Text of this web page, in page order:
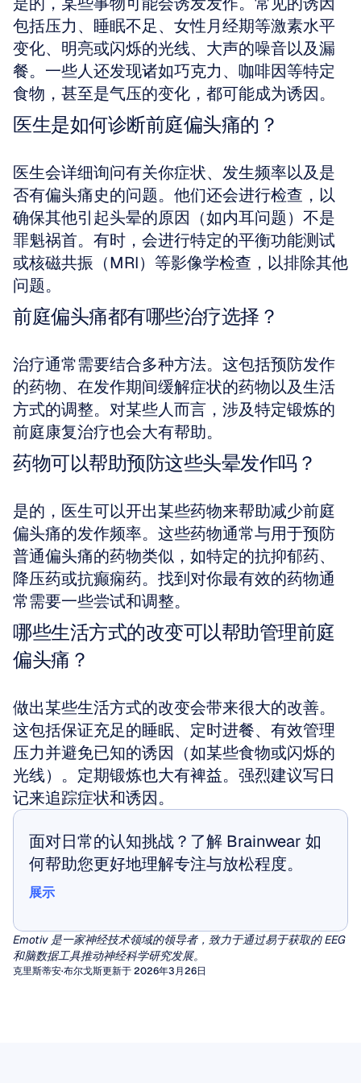
包括压力、睡眠不足、女性月经期等激素水平
变化、明亮或闪烁的光线、大声的噪音以及漏
餐。一些人还发现诸如巧克力、咖啡因等特定
食物，甚至是气压的变化，都可能成为诱因。
医生是如何诊断前庭偏头痛的？
医生会详细询问有关你症状、发生频率以及是
否有偏头痛史的问题。他们还会进行检查，以
确保其他引起头晕的原因（如内耳问题）不是
罪魁祸首。有时，会进行特定的平衡功能测试
或核磁共振（MRI）等影像学检查，以排除其他
问题。
前庭偏头痛都有哪些治疗选择？
治疗通常需要结合多种方法。这包括预防发作
的药物、在发作期间缓解症状的药物以及生活
方式的调整。对某些人而言，涉及特定锻炼的
前庭康复治疗也会大有帮助。
药物可以帮助预防这些头晕发作吗？
是的，医生可以开出某些药物来帮助减少前庭
偏头痛的发作频率。这些药物通常与用于预防
普通偏头痛的药物类似，如特定的抗抑郁药、
降压药或抗癫痫药。找到对你最有效的药物通
常需要一些尝试和调整。
哪些生活方式的改变可以帮助管理前庭
偏头痛？
做出某些生活方式的改变会带来很大的改善。
这包括保证充足的睡眠、定时进餐、有效管理
压力并避免已知的诱因（如某些食物或闪烁的
光线）。定期锻炼也大有裨益。强烈建议写日
记来追踪症状和诱因。
面对日常的认知挑战？了解 Brainwear 如
何帮助您更好地理解专注与放松程度。
展示
Emotiv 是一家神经技术领域的领导者，致力于通过易于获取的 EEG
和脑数据工具推动神经科学研究发展。
克里斯蒂安·布尔戈斯更新于 2026年3月26日